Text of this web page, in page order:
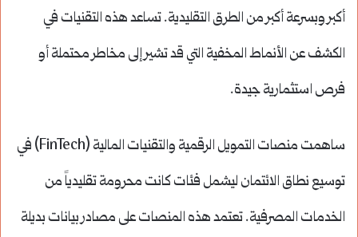
أكبر وبسرعة أكبر من الطرق التقليدية. تساعد هذه التقنيات في
الكشف عن الأنماط المخفية التي قد تشير إلى مخاطر محتملة أو
فرص استثمارية جيدة.
ساهمت منصات التمويل الرقمية والتقنيات المالية (FinTech) في
توسيع نطاق الائتمان ليشمل فئات كانت محرومة تقليدياً من
الخدمات المصرفية. تعتمد هذه المنصات على مصادر بيانات بديلة